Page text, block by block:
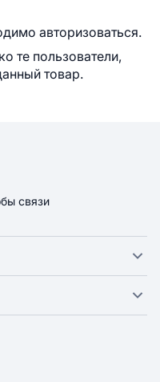
авторизоваться.
те пользователи,
товар.
связи